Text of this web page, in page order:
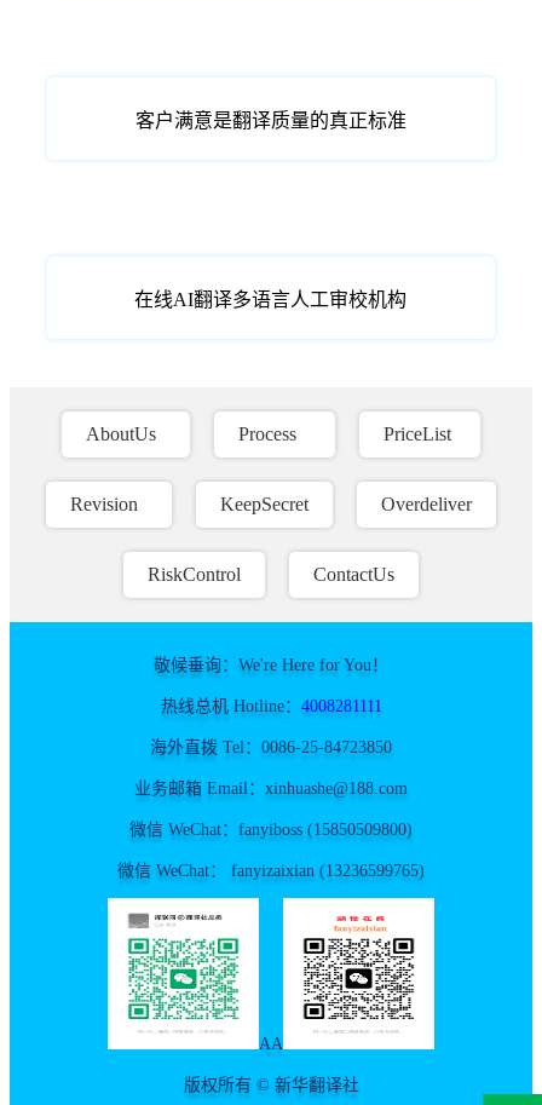
客户满意是翻译质量的真正标准
在线AI翻译多语言人工审校机构
AboutUs Process PriceList
Revision KeepSecret Overdeliver
RiskControl ContactUs
敬候垂询：We're Here for You！
热线总机 Hotline： 4008281111
海外直拨 Tel：0086-25-84723850
业务邮箱 Email：xinhuashe@188.com
微信 WeChat：fanyiboss (15850509800)
微信 WeChat： fanyizaixian (13236599765)
AA
版权所有 © 新华翻译社